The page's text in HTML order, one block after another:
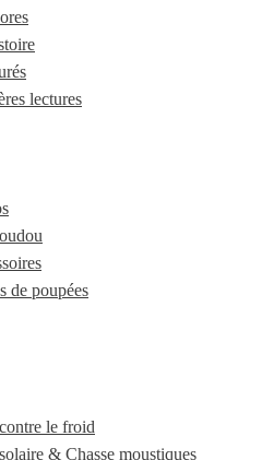
lectures
de poupées
le froid
& Chasse moustiques